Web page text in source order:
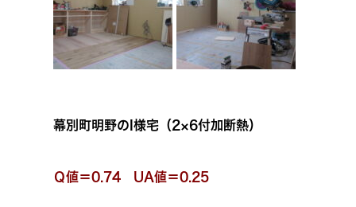
幕別町明野のI様宅（2×6付加断熱）
Ｑ値＝0.74 UA値＝0.25